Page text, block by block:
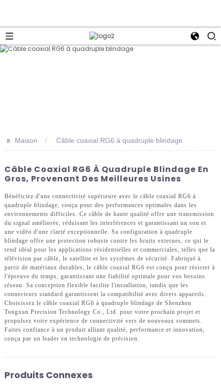
>> Maison Câble coaxial RG6 à quadruple blindage
Câble Coaxial RG6 À Quadruple Blindage En
Gros, Provenant Des Meilleures Usines
Bénéficiez d'une connectivité supérieure avec le câble coaxial RG6 à
quadruple blindage, conçu pour des performances optimales dans les
environnements difficiles. Ce câble de haute qualité offre une transmission
du signal améliorée, réduisant les interférences et garantissant un son et
une vidéo d'une clarté exceptionnelle. Sa configuration à quadruple
blindage offre une protection robuste contre les bruits externes, ce qui le
rend idéal pour les applications résidentielles et commerciales, telles que la
télévision par câble, le satellite et les systèmes de sécurité. Fabriqué à
partir de matériaux durables, le câble coaxial RG6 est conçu pour résister à
l'épreuve du temps, garantissant une fiabilité optimale pour vos besoins
réseau. Sa conception flexible facilite l'installation, tandis que les
connecteurs standard garantissent la compatibilité avec divers appareils.
Choisissez le câble coaxial RG6 à quadruple blindage de Shenzhen
Tongxun Precision Technology Co., Ltd. pour votre prochain projet et
propulsez votre expérience de connectivité vers de nouveaux sommets.
Faites confiance à un produit alliant qualité, performance et innovation,
conçu par un leader en technologie de précision.
Produits Connexes